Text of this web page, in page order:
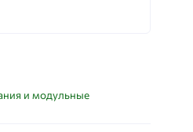
и модульные